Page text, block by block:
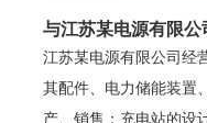
与江苏某电源有限公
江苏某电源有限公司经
其配件、电力储能装置
产、销售；充电站的设